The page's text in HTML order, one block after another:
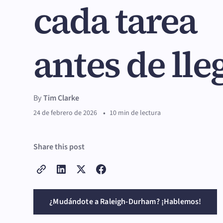
cada tarea
antes de
ByTim Clarke
24 de febrero de 2026 • 10 min de lectura
Share this post
¿Mudándote a Raleigh-Durham? ¡Hablemos!